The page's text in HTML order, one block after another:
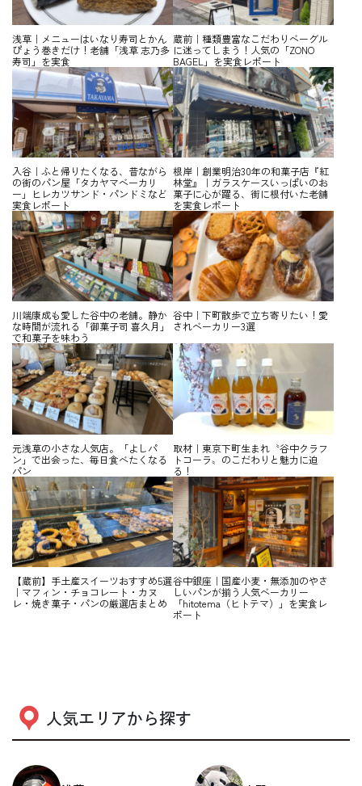
浅草｜メニューはいなり寿司とかん
ぴょう巻きだけ！老舗「浅草 志乃多
寿司」を実食
蔵前｜種類豊富なこだわりベーグル
に迷ってしまう！人気の「ZONO
BAGEL」を実食レポート
入谷｜ふと帰りたくなる、昔ながら
の街のパン屋「タカヤマベーカリ
ー」ヒレカツサンド・パンドミなど
実食レポート
根岸｜創業明治30年の和菓子店『紅
林堂』｜ガラスケースいっぱいのお
菓子に心が躍る、街に根付いた老舗
を実食レポート
川端康成も愛した谷中の老舗。静か
な時間が流れる「御菓子司 喜久月」
で和菓子を味わう
谷中｜下町散歩で立ち寄りたい！愛
されベーカリー3選
元浅草の小さな人気店。「よしパ
ン」で出会った、毎日食べたくなる
パン
取材｜東京下町生まれ〝谷中クラフ
トコーラ〟のこだわりと魅力に迫
る！
【蔵前】手土産スイーツおすすめ5選
｜マフィン・チョコレート・カヌ
レ・焼き菓子・パンの厳選店まとめ
谷中銀座｜国産小麦・無添加のやさ
しいパンが揃う人気ベーカリー
「hitotema（ヒトテマ）」を実食レ
ポート
人気エリアから探す